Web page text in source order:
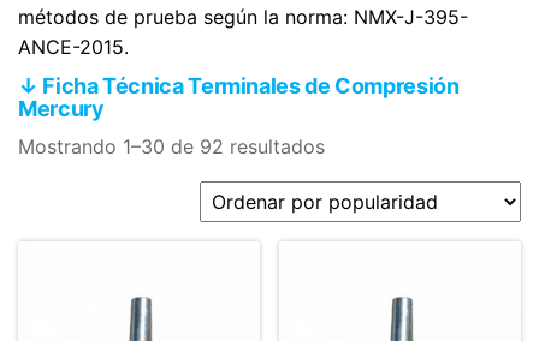
métodos de prueba según la norma: NMX-J-395-
ANCE-2015.
↓ Ficha Técnica Terminales de Compresión
Mercury
Mostrando 1–30 de 92 resultados